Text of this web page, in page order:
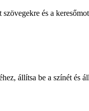
és a
állítsa be a színét és